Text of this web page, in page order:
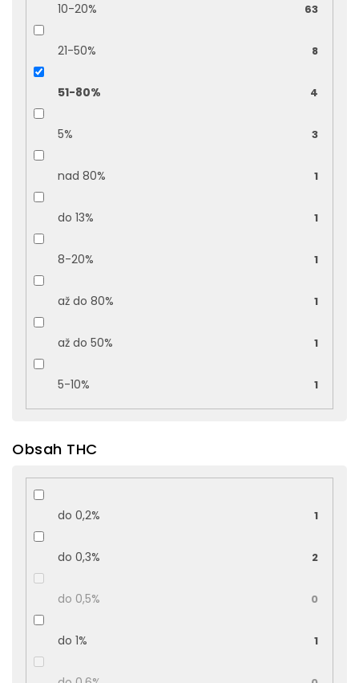
10-20% 63
21-50% 8
51-80% 4
5% 3
nad 80% 1
do 13% 1
8-20% 1
až do 80% 1
až do 50% 1
5-10% 1
Obsah THC
do 0,2% 1
do 0,3% 2
do 0,5% 0
do 1% 1